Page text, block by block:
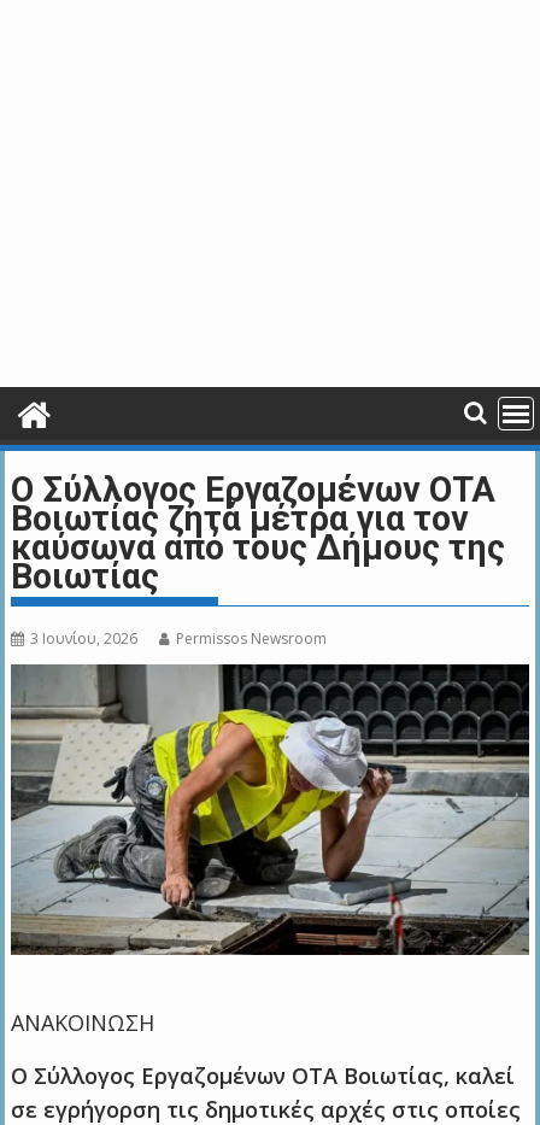
Ο Σύλλογος Εργαζομένων ΟΤΑ
Βοιωτίας ζητά μέτρα για τον
καύσωνα από τους Δήμους της
Βοιωτίας
3 Ιουνίου, 2026 Permissos Newsroom
ΑΝΑΚΟΙΝΩΣΗ
Ο Σύλλογος Εργαζομένων ΟΤΑ Βοιωτίας, καλεί
σε εγρήγορση τις δημοτικές αρχές στις οποίες